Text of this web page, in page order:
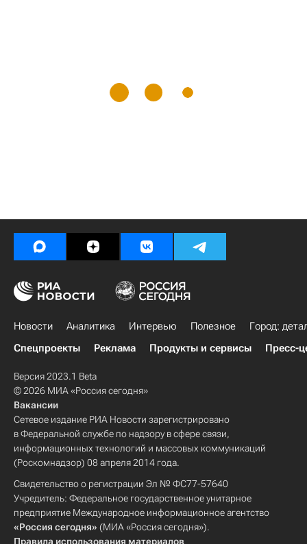
Новости Аналитика Интервью Полезное
Город:
Спецпроекты
Реклама Продукты и сервисы Пресс-
Версия 2023.1 Beta
© 2026 МИА «Россия сегодня»
Вакансии
Сетевое издание РИА Новости зарегистрировано
в Федеральной службе по надзору в сфере связи,
информационных технологий и массовых коммуникаций
(Роскомнадзор) 08 апреля 2014 года.
Свидетельство о регистрации Эл № ФС77-57640
Учредитель: Федеральное государственное унитарное
предприятие Международное информационное агентство
«Россия сегодня» (МИА «Россия сегодня»).
Правила использования материалов